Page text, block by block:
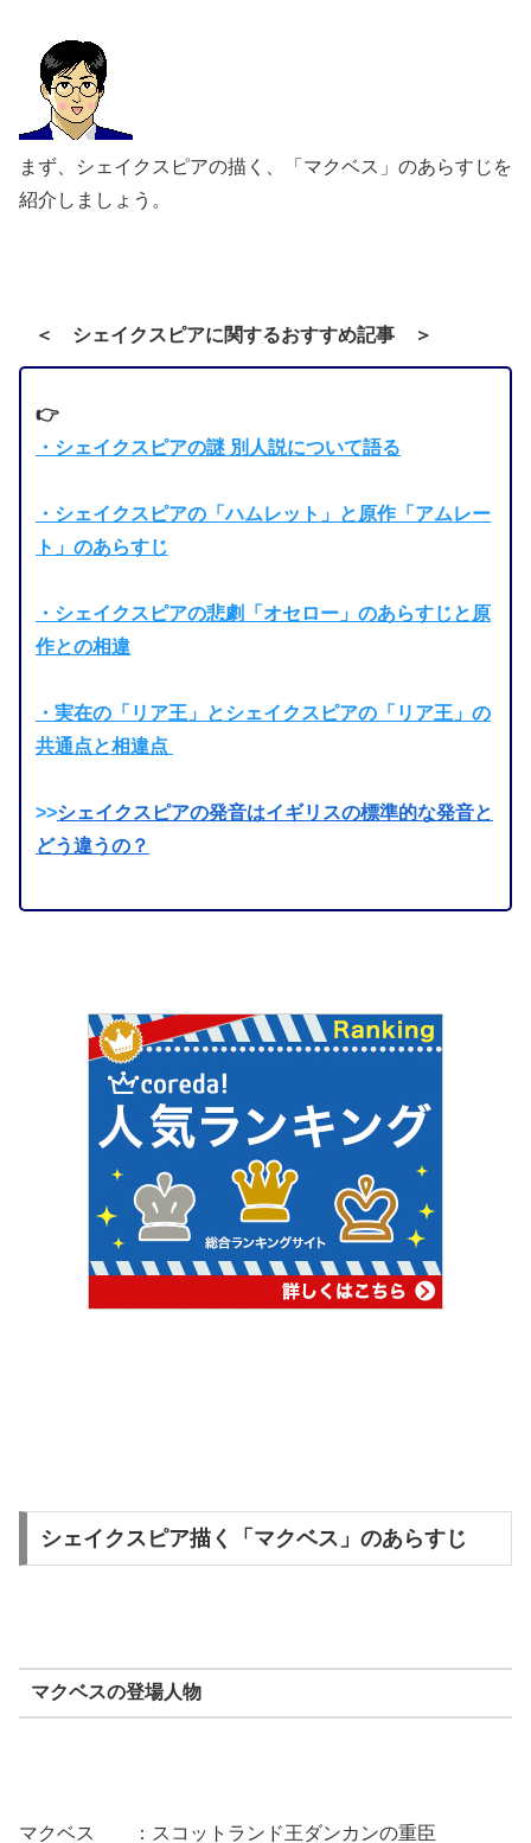
まず、シェイクスピアの描く、「マクベス」のあらすじを
紹介しましょう。
＜ シェイクスピアに関するおすすめ記事 ＞
👉
・シェイクスピアの謎 別人説について語る
・シェイクスピアの「ハムレット」と原作「アムレー
ト」のあらすじ
・シェイクスピアの悲劇「オセロー」のあらすじと原
作との相違
・実在の「リア王」とシェイクスピアの「リア王」の
共通点と相違点
>>シェイクスピアの発音はイギリスの標準的な発音と
どう違うの？
シェイクスピア描く「マクベス」のあらすじ
マクベスの登場人物
マクベス ：スコットランド王ダンカンの重臣